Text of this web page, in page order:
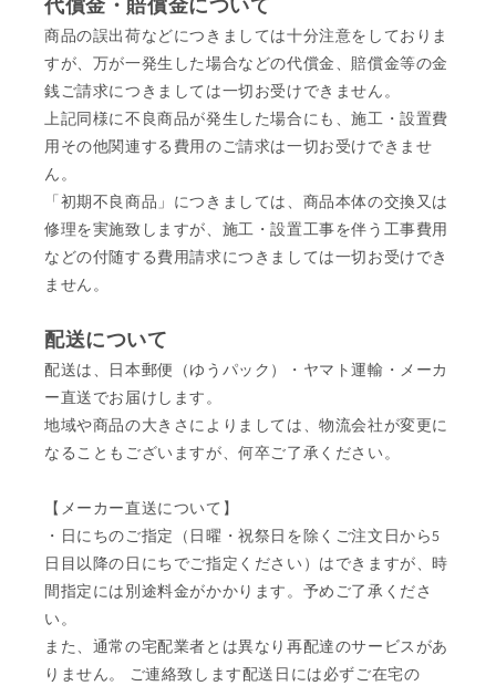
商品の誤出荷などにつきましては十分注意をしておりま
すが、万が一発生した場合などの代償金、賠償金等の金
銭ご請求につきましては一切お受けできません。
上記同様に不良商品が発生した場合にも、施工・設置費
用その他関連する費用のご請求は一切お受けできませ
ん。
「初期不良商品」につきましては、商品本体の交換又は
修理を実施致しますが、施工・設置工事を伴う工事費用
などの付随する費用請求につきましては一切お受けでき
ません。
配送について
配送は、日本郵便（ゆうパック）・ヤマト運輸・メーカ
ー直送でお届けします。
地域や商品の大きさによりましては、物流会社が変更に
なることもございますが、何卒ご了承ください。
【メーカー直送について】
・日にちのご指定（日曜・祝祭日を除くご注文日から5
日目以降の日にちでご指定ください）はできますが、時
間指定には別途料金がかかります。予めご了承くださ
い。
また、通常の宅配業者とは異なり再配達のサービスがあ
りません。 ご連絡致します配送日には必ずご在宅の